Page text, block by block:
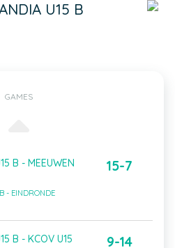
U15 B
GAMES
B - MEEUWEN
- EINDRONDE
15-7
B - KCOV U15
9-14